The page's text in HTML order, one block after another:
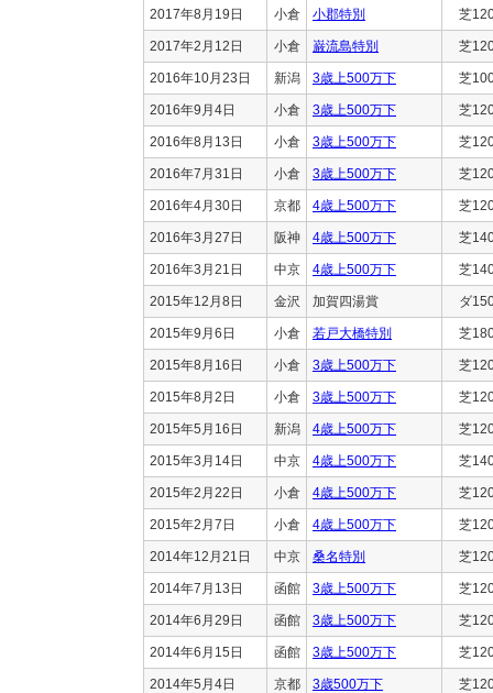
2017年8月19日 小倉 小郡特別 芝
2017年2月12日 小倉 巌流島特別 芝
2016年10月23日 新潟 3歳上500万下 芝
2016年9月4日 小倉 3歳上500万下 芝
2016年8月13日 小倉 3歳上500万下 芝
2016年7月31日 小倉 3歳上500万下 芝
2016年4月30日 京都 4歳上500万下 芝
2016年3月27日 阪神 4歳上500万下 芝
2016年3月21日 中京 4歳上500万下 芝
2015年12月8日 金沢 加賀四湯賞 ダ
2015年9月6日 小倉 若戸大橋特別 芝
2015年8月16日 小倉 3歳上500万下 芝
2015年8月2日 小倉 3歳上500万下 芝
2015年5月16日 新潟 4歳上500万下 芝
2015年3月14日 中京 4歳上500万下 芝
2015年2月22日 小倉 4歳上500万下 芝
2015年2月7日 小倉 4歳上500万下 芝
2014年12月21日 中京 桑名特別 芝
2014年7月13日 函館 3歳上500万下 芝
2014年6月29日 函館 3歳上500万下 芝
2014年6月15日 函館 3歳上500万下 芝
2014年5月4日 京都 3歳500万下 芝